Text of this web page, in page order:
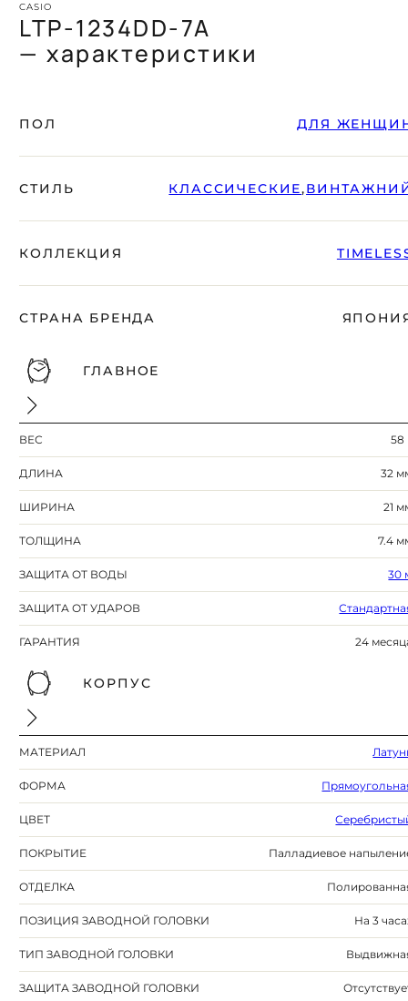
CASIO
LTP-1234DD-7A
— характеристики
ПОЛ ДЛЯ
СТИЛЬ КЛАССИЧЕСКИЕ,
КОЛЛЕКЦИЯ
СТРАНА БРЕНДА
ГЛАВНОЕ
ВЕС 58
ДЛИНА 32
ШИРИНА 21
ТОЛЩИНА 7.4
ЗАЩИТА ОТ ВОДЫ 30
ЗАЩИТА ОТ УДАРОВ
ГАРАНТИЯ 24
КОРПУС
МАТЕРИАЛ
ФОРМА
ЦВЕТ
ПОКРЫТИЕ Палладиевое
ОТДЕЛКА
ПОЗИЦИЯ ЗАВОДНОЙ ГОЛОВКИ На 3
ТИП ЗАВОДНОЙ ГОЛОВКИ
ЗАЩИТА ЗАВОДНОЙ ГОЛОВКИ